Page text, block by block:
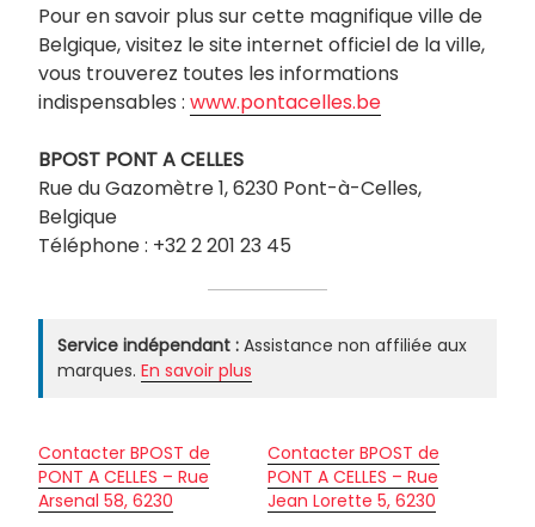
Pour en savoir plus sur cette magnifique ville de
Belgique, visitez le site internet officiel de la ville,
vous trouverez toutes les informations
indispensables : www.pontacelles.be
BPOST PONT A CELLES
Rue du Gazomètre 1, 6230 Pont-à-Celles,
Belgique
Téléphone : +32 2 201 23 45
Service indépendant : Assistance non affiliée aux
marques. En savoir plus
Contacter BPOST de
PONT A CELLES – Rue
Arsenal 58, 6230
Contacter BPOST de
PONT A CELLES – Rue
Jean Lorette 5, 6230